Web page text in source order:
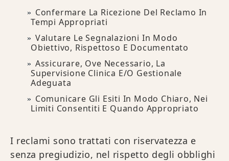
Confermare La Ricezione Del Reclamo In
Tempi Appropriati
Valutare Le Segnalazioni In Modo
Obiettivo, Rispettoso E Documentato
Assicurare, Ove Necessario, La
Supervisione Clinica E/o Gestionale
Adeguata
Comunicare Gli Esiti In Modo Chiaro, Nei
Limiti Consentiti E Quando Appropriato
I reclami sono trattati con riservatezza e
senza pregiudizio, nel rispetto degli obblighi